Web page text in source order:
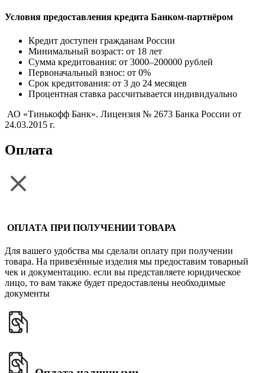
Условия предоставления кредита Банком-партнёром
Кредит доступен гражданам России
Минимальный возраст: от 18 лет
Сумма кредитования: от 3000–200000 рублей
Первоначальный взнос: от 0%
Срок кредитования: от 3 до 24 месяцев
Процентная ставка рассчитывается индивидуально
АО «Тинькофф Банк». Лицензия № 2673 Банка России от
24.03.2015 г.
Оплата
ОПЛАТА ПРИ ПОЛУЧЕНИИ ТОВАРА
Для вашего удобства мы сделали оплату при получении
товара. На привезённые изделия мы предоставим товарный
чек и документацию. если вы представляете юридическое
лицо, то вам также будет предоставлены необходимые
документы